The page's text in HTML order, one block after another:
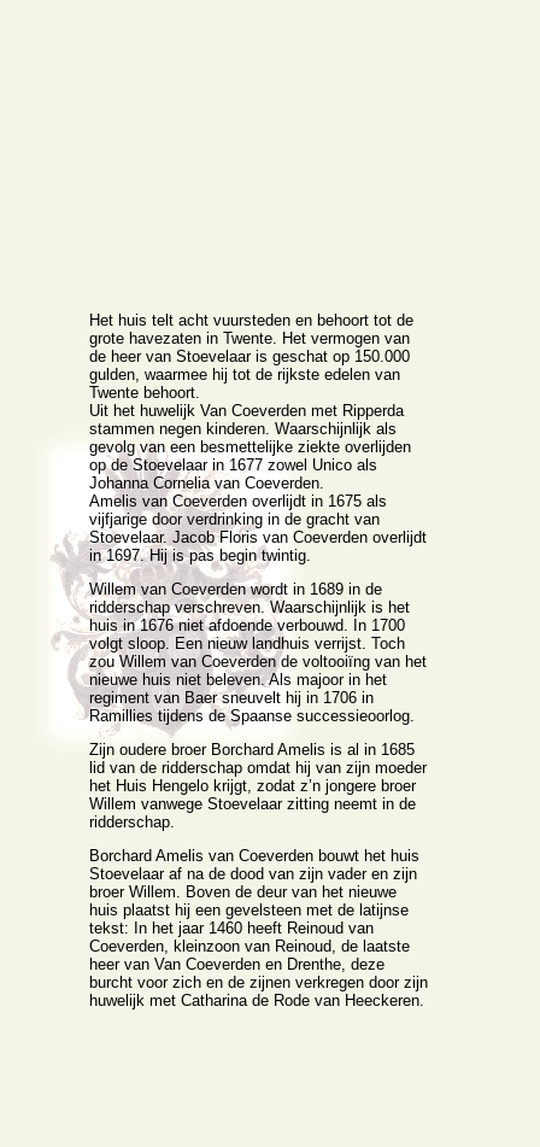
Het huis telt acht vuursteden en behoort tot de
grote havezaten in Twente. Het vermogen van
de heer van Stoevelaar is geschat op 150.000
gulden, waarmee hij tot de rijkste edelen van
Twente behoort.
Uit het huwelijk Van Coeverden met Ripperda
stammen negen kinderen. Waarschijnlijk als
gevolg van een besmettelijke ziekte overlijden
op de Stoevelaar in 1677 zowel Unico als
Johanna Cornelia van Coeverden.
Amelis van Coeverden overlijdt in 1675 als
vijfjarige door verdrinking in de gracht van
Stoevelaar. Jacob Floris van Coeverden overlijdt
in 1697. Hij is pas begin twintig.
Willem van Coeverden wordt in 1689 in de
ridderschap verschreven. Waarschijnlijk is het
huis in 1676 niet afdoende verbouwd. In 1700
volgt sloop. Een nieuw landhuis verrijst. Toch
zou Willem van Coeverden de voltooiïng van het
nieuwe huis niet beleven. Als majoor in het
regiment van Baer sneuvelt hij in 1706 in
Ramillies tijdens de Spaanse successieoorlog.
Zijn oudere broer Borchard Amelis is al in 1685
lid van de ridderschap omdat hij van zijn moeder
het Huis Hengelo krijgt, zodat z’n jongere broer
Willem vanwege Stoevelaar zitting neemt in de
ridderschap.
Borchard Amelis van Coeverden bouwt het huis
Stoevelaar af na de dood van zijn vader en zijn
broer Willem. Boven de deur van het nieuwe
huis plaatst hij een gevelsteen met de latijnse
tekst: In het jaar 1460 heeft Reinoud van
Coeverden, kleinzoon van Reinoud, de laatste
heer van Van Coeverden en Drenthe, deze
burcht voor zich en de zijnen verkregen door zijn
huwelijk met Catharina de Rode van Heeckeren.